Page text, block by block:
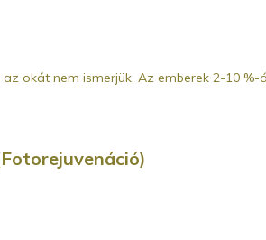
okát nem ismerjük. Az emberek 2-10